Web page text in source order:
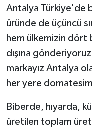
Antalya Türkiye'de
üründe de üçüncü
hem ülkemizin dört
dışına
markayız Antalya
her yere
Biberde, hıyarda,
üretilen toplam